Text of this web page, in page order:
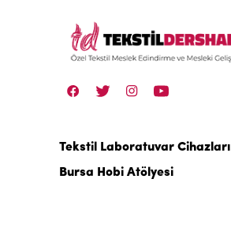
Tekstil Laboratuvar Cihazları
Bursa Hobi Atölyesi